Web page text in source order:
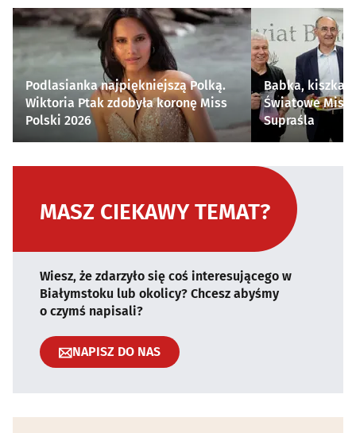
Podlasianka najpiękniejszą Polką.
Wiktoria Ptak zdobyła koronę Miss
Polski 2026
Babka, kiszka i
Światowe
Supraśla
MASZ CIEKAWY TEMAT?
Wiesz, że zdarzyło się coś interesującego w
Białymstoku lub okolicy? Chcesz abyśmy
o czymś napisali?
NAPISZ DO NAS